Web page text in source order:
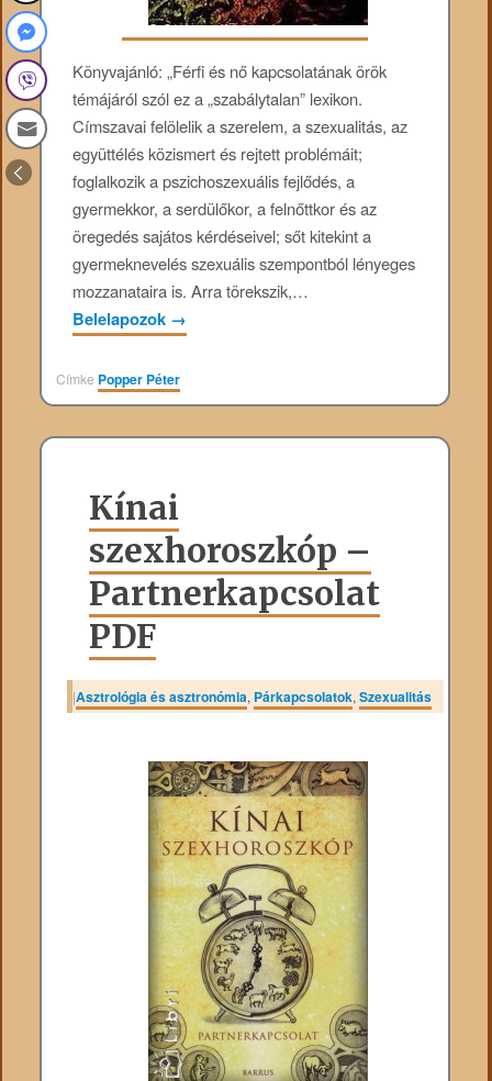
Könyvajánló: „Férfi és nő kapcsolatának örök
témájáról szól ez a „szabálytalan” lexikon.
Címszavai felölelik a szerelem, a szexualitás, az
együttélés közismert és rejtett problémáit;
foglalkozik a pszichoszexuális fejlődés, a
gyermekkor, a serdülőkor, a felnőttkor és az
öregedés sajátos kérdéseivel; sőt kitekint a
gyermeknevelés szexuális szempontból lényeges
mozzanataira is. Arra törekszik,…
Belelapozok →
Címke Popper Péter
Kínai
szexhoroszkóp –
Partnerkapcsolat
PDF
|Asztrológia és asztronómia, Párkapcsolatok,Szexualitás